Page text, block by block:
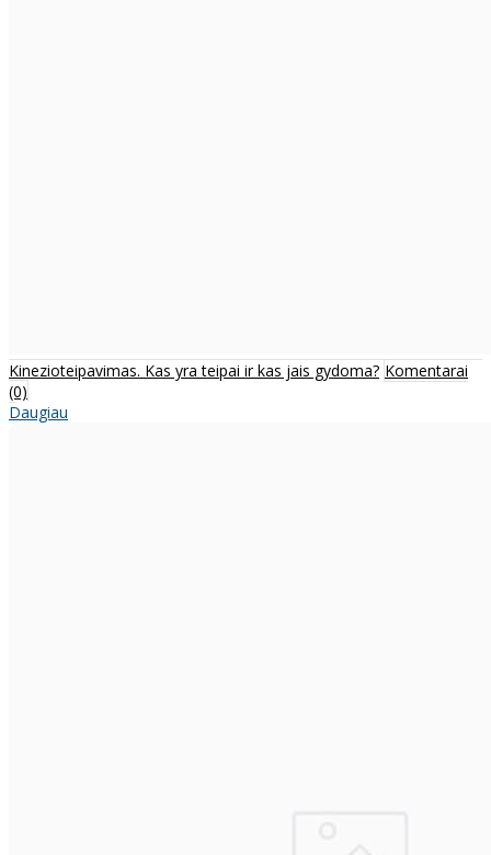
Kinezioteipavimas. Kas yra teipai ir kas jais gydoma? Komentarai
(0)
Daugiau